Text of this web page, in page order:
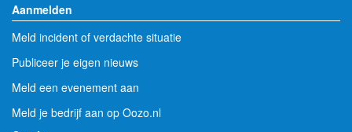
Aanmelden
Meld incident of verdachte situatie
Publiceer je eigen nieuws
Meld een evenement aan
Meld je bedrijf aan op Oozo.nl